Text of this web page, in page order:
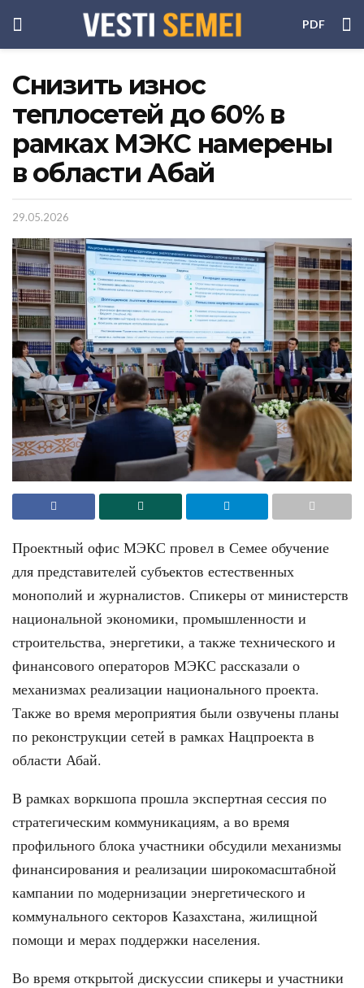
PDF
Снизить износ
теплосетей до 60% в
рамках МЭКС намерены
в области Абай
29.05.2026
Проектный офис МЭКС провел в Семее обучение
для представителей субъектов естественных
монополий и журналистов. Спикеры от министерств
национальной экономики, промышленности и
строительства, энергетики, а также технического и
финансового операторов МЭКС рассказали о
механизмах реализации национального проекта.
Также во время мероприятия были озвучены планы
по реконструкции сетей в рамках Нацпроекта в
области Абай.
В рамках воркшопа прошла экспертная сессия по
стратегическим коммуникациям, а во время
профильного блока участники обсудили механизмы
финансирования и реализации широкомасштабной
кампании по модернизации энергетического и
коммунального секторов Казахстана, жилищной
помощи и мерах поддержки населения.
Во время открытой дискуссии спикеры и участники